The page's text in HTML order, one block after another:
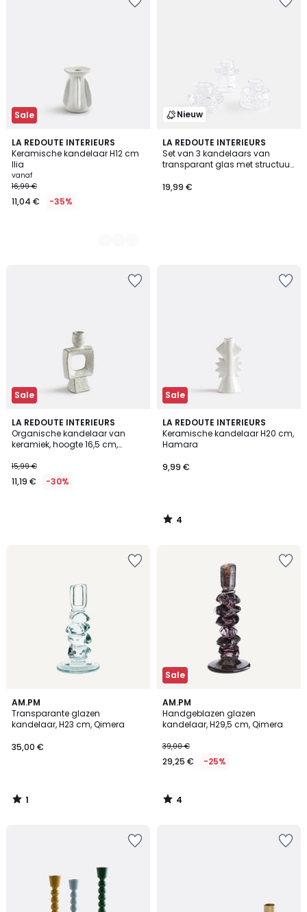
Sale
LA REDOUTE INTERIEURS
Keramische kandelaar H12 cm
Ilia
vanaf
16,99 €
11,04 € -35%
2
Kleuren
Nieuw
LA REDOUTE INTERIEURS
Set van 3 kandelaars van
transparant glas met structuur,
19,99 €
Sale
LA REDOUTE INTERIEURS
Organische kandelaar van
keramiek, hoogte 16,5 cm,
15,99 €
11,19 € -30%
Sale
LA REDOUTE INTERIEURS
Keramische kandelaar H20 cm,
Hamara
9,99 €
4
/
5
4
/
AM.PM
Transparante glazen
kandelaar, H23 cm, Qimera
35,00 €
1
/
5
1
/
Sale
AM.PM
Handgeblazen glazen
kandelaar, H29,5 cm, Qimera
39,00 €
29,25 € -25%
4
/
5
4
/